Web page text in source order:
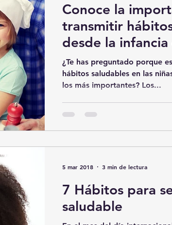
Conoce la
transmitir
desde la
¿Te has preguntado porque
hábitos saludables en las
los más importantes? Los...
7 Hábitos para
saludable
5 mar 2018 3 min de lectura